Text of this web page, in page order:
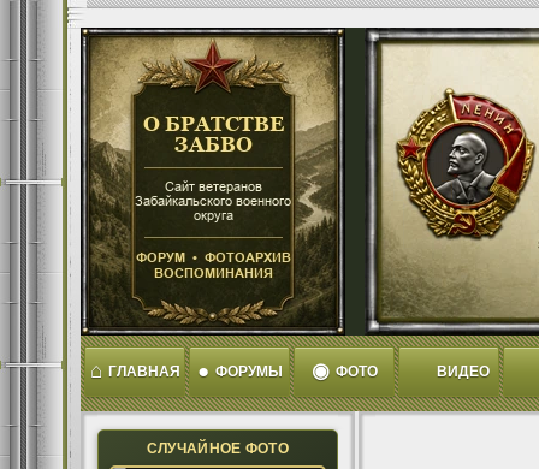
⌂ ГЛАВНАЯ ● ФОРУМЫ ◉ ФОТО ВИДЕО
СЛУЧАЙНОЕ ФОТО